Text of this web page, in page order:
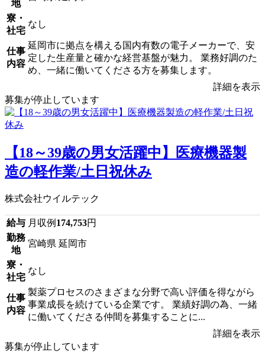
地
寮・
社宅
なし
仕事
内容
延岡市に拠点を構える国内有数の電子メーカーで、安
定した生産量と確かな経営基盤が魅力。 業務好調のた
め、一緒に働いてくださる方を募集します。
詳細を表示
募集が停止しています
【18～39歳の男女活躍中】医療機器製
造の軽作業/土日祝休み
株式会社ウイルテック
給与 月収例 174,753円
勤務
地
宮崎県 延岡市
寮・
社宅
なし
仕事
内容
製薬プロセスのさまざまな分野で高い評価を得ながら
事業成長を続けている企業です。 業績好調の為、一緒
に働いてくださる仲間を募集することに...
詳細を表示
募集が停止しています